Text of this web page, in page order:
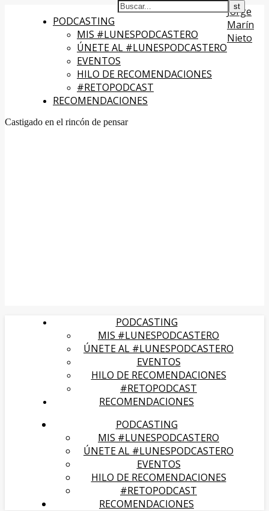
PODCASTING
MIS #LUNESPODCASTERO
ÚNETE AL #LUNESPODCASTERO
EVENTOS
HILO DE RECOMENDACIONES
#RETOPODCAST
RECOMENDACIONES
Jorge
Marín
Nieto
Castigado en el rincón de pensar
PODCASTING
MIS #LUNESPODCASTERO
ÚNETE AL #LUNESPODCASTERO
EVENTOS
HILO DE RECOMENDACIONES
#RETOPODCAST
RECOMENDACIONES
PODCASTING
MIS #LUNESPODCASTERO
ÚNETE AL #LUNESPODCASTERO
EVENTOS
HILO DE RECOMENDACIONES
#RETOPODCAST
RECOMENDACIONES